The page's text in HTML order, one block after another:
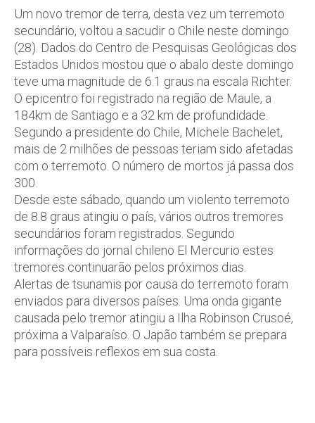
Um novo tremor de terra, desta vez um terremoto
secundário, voltou a sacudir o Chile neste domingo
(28). Dados do Centro de Pesquisas Geológicas dos
Estados Unidos mostou que o abalo deste domingo
teve uma magnitude de 6.1 graus na escala Richter.
O epicentro foi registrado na região de Maule, a
184km de Santiago e a 32 km de profundidade.
Segundo a presidente do Chile, Michele Bachelet,
mais de 2 milhões de pessoas teriam sido afetadas
com o terremoto. O número de mortos já passa dos
300.
Desde este sábado, quando um violento terremoto
de 8.8 graus atingiu o país, vários outros tremores
secundários foram registrados. Segundo
informações do jornal chileno El Mercurio estes
tremores continuarão pelos próximos dias.
Alertas de tsunamis por causa do terremoto foram
enviados para diversos países. Uma onda gigante
causada pelo tremor atingiu a Ilha Robinson Crusoé,
próxima a Valparaíso. O Japão também se prepara
para possíveis reflexos em sua costa.